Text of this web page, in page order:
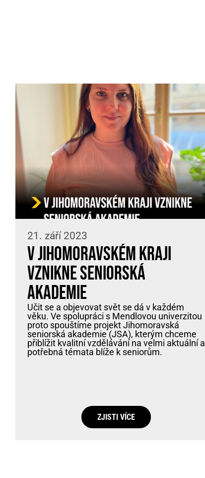
21. září 2023
V Jihomoravském kraji
vznikne seniorská
akademie
Učit se a objevovat svět se dá v každém
věku. Ve spolupráci s Mendlovou univerzitou
proto spouštíme projekt Jihomoravská
seniorská akademie (JSA), kterým chceme
přiblížit kvalitní vzdělávání na velmi aktuální a
potřebná témata blíže k seniorům.
ZJISTI VÍCE